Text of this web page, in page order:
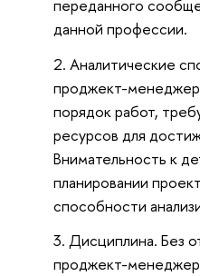
переданного
данной профессии.
Аналитические
проджект-
порядок работ,
ресурсов для
Внимательность к
планировании
способности
Дисциплина. Без
проджект-